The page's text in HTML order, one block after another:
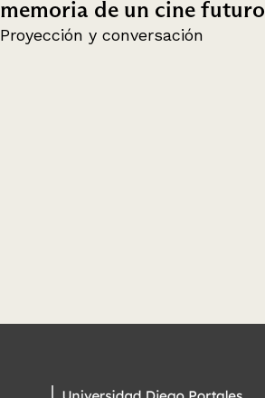
memoria de un cine futuro
Proyección y conversación